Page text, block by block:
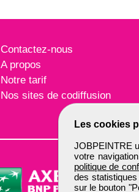
Les cookies
JOBPEINTRE
votre
politique de
des
sur le bouton
Contactez-nous
A propos
Notre tarif
Nos sites de codiffusion